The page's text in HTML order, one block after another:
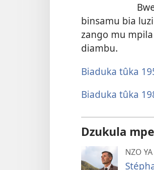
binsamu bia
zango mu
diambu.
Biaduka tûka
Biaduka tûka
Dzukula
NZO